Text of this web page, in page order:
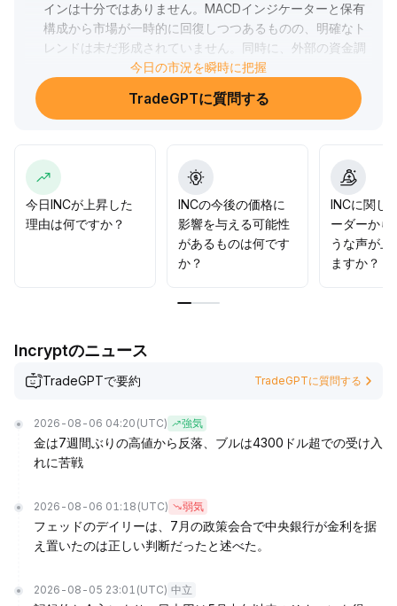
インは十分ではありません。MACDインジケーターと保有
構成から市場が一時的に回復しつつあるものの、明確なト
レンドは未だ形成されていません。同時に、外部の資金調
達ルートが塞がれ、業界内で資金回避の動きが強まり、短
期的な流動性プレッシャーが増しています。これらがINC
価格に下落圧力をもたらす可能性があり、防衛的なポジシ
20〜5
80米ドル区間の取引量・建玉変化を注視し、市場調整後の
中長期的な投資チャンスを狙うべきです。.
今日の市況を瞬時に把握
TradeGPTに質問する
今日INCが上昇した
理由は何ですか？
INCの今後の価格に
影響を与える可能性
があるものは何です
か？
INCに関し
ーダーから
うな声が上
ますか？
Incryptのニュース
TradeGPTで要約 TradeGPTに質問する
2026-08-06 04:20 (UTC) 強気
金は7週間ぶりの高値から反落、ブルは4300ドル超での受け入
れに苦戦
2026-08-06 01:18 (UTC) 弱気
フェッドのデイリーは、7月の政策会合で中央銀行が金利を据
え置いたのは正しい判断だったと述べた。
2026-08-05 23:01 (UTC) 中立